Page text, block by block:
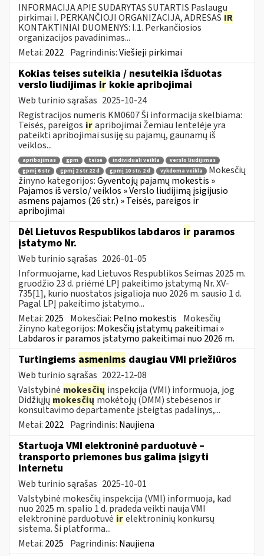
INFORMACIJA APIE SUDARYTAS SUTARTIS Paslaugų
pirkimai I. PERKANČIOJI ORGANIZACIJA, ADRESAS IR
KONTAKTINIAI DUOMENYS: I.1. Perkančiosios
organizacijos pavadinimas...
Metai: 2022 Pagrindinis:Viešieji pirkimai
Kokias teises suteikia / nesuteikia išduotas
verslo liudijimas ir kokie apribojimai
Web turinio sąrašas 2025-10-24
Registracijos numeris KM0607 Ši informacija skelbiama:
Teisės, pareigos irapribojimai Žemiau lentelėje yra
pateikti apribojimai susiję su pajamų, gaunamų iš
veiklos...
apribojimas gpm teisė individuali veikla
verslo liudijimas
gpmį 6 str
gpmį 2 str 22 d gpmį 10 str. 2 d vykdoma veikla
Mokesčių
žinyno kategorijos:Gyventojų pajamų mokestis »
Pajamos iš verslo/ veiklos » Verslo liudijimą įsigijusio
asmens pajamos (26 str.) » Teisės, pareigos ir
apribojimai
Dėl Lietuvos Respublikos labdaros ir paramos
įstatymo Nr.
Web turinio sąrašas 2026-01-05
Informuojame, kad Lietuvos Respublikos Seimas 2025 m.
gruodžio 23 d. priėmė LPĮ pakeitimo įstatymą Nr. XV-
735[1], kurio nuostatos įsigalioja nuo 2026 m. sausio 1 d.
Pagal LPĮ pakeitimo įstatymo...
Metai: 2025 Mokesčiai: Pelno mokestis Mokesčių
žinyno kategorijos: Mokesčių įstatymų pakeitimai »
Labdaros ir paramos įstatymo pakeitimai nuo 2026 m.
Turtingiems asmenims daugiau VMI priežiūros
Web turinio sąrašas 2022-12-08
Valstybinė mokesčių inspekcija (VMI) informuoja, jog
Didžiųjų mokesčiųmokėtojų (DMM) stebėsenos ir
konsultavimo departamente įsteigtas padalinys,...
Metai: 2022 Pagrindinis: Naujiena
Startuoja VMI elektroninė parduotuvė –
transporto priemones bus galima įsigyti
internetu
Web turinio sąrašas 2025-10-01
Valstybinė mokesčių inspekcija (VMI) informuoja, kad
nuo 2025 m. spalio 1 d. pradeda veikti nauja VMI
elektroninė parduotuvė irelektroninių konkursų
sistema. Ši platforma...
Metai: 2025 Pagrindinis: Naujiena